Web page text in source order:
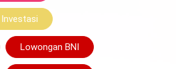
Investasi
Lowongan BNI